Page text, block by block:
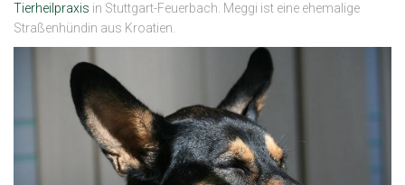
Tierheilpraxis in Stuttgart-Feuerbach. Meggi ist eine ehemalige
Straßenhündin aus Kroatien.